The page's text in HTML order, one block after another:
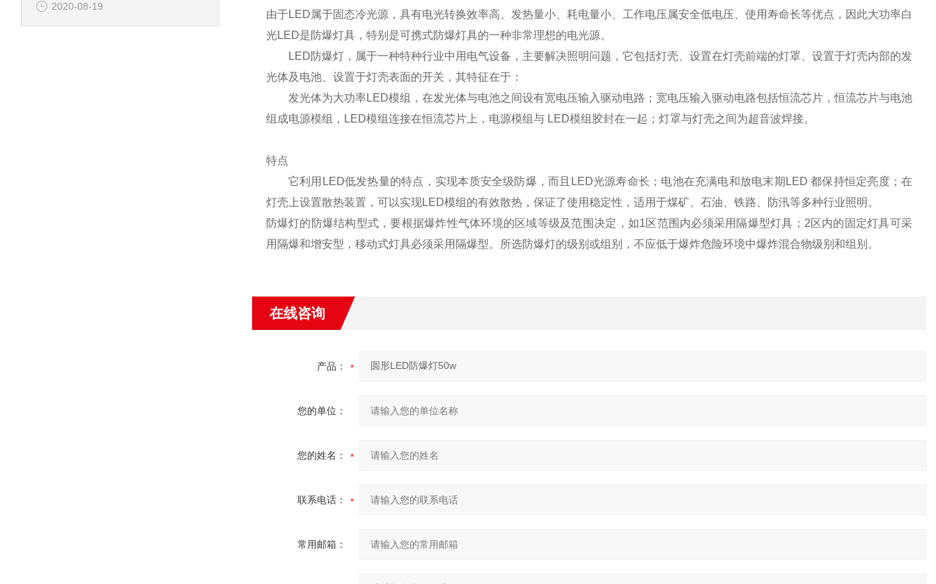
2020-08-19
由于LED属于固态冷光源，具有电光转换效率高、发热量小、耗电量小、工作电压属安全低电压、使用寿命长等优点，因此大功率白
光LED是防爆灯具，特别是可携式防爆灯具的一种非常理想的电光源。
LED防爆灯，属于一种特种行业中用电气设备，主要解决照明问题，它包括灯壳、设置在灯壳前端的灯罩、设置于灯壳内部的发
光体及电池、设置于灯壳表面的开关，其特征在于：
发光体为大功率LED模组，在发光体与电池之间设有宽电压输入驱动电路；宽电压输入驱动电路包括恒流芯片，恒流芯片与电池
组成电源模组，LED模组连接在恒流芯片上，电源模组与 LED模组胶封在一起；灯罩与灯壳之间为超音波焊接。
特点
它利用LED低发热量的特点，实现本质安全级防爆，而且LED光源寿命长；电池在充满电和放电末期LED 都保持恒定亮度；在
灯壳上设置散热装置，可以实现LED模组的有效散热，保证了使用稳定性，适用于煤矿、石油、铁路、防汛等多种行业照明。
防爆灯的防爆结构型式，要根据爆炸性气体环境的区域等级及范围决定，如1区范围内必须采用隔爆型灯具；2区内的固定灯具可采
用隔爆和增安型，移动式灯具必须采用隔爆型。所选防爆灯的级别或组别，不应低于爆炸危险环境中爆炸混合物级别和组别。
在线咨询
产品：
您的单位：
您的姓名：
联系电话：
常用邮箱：